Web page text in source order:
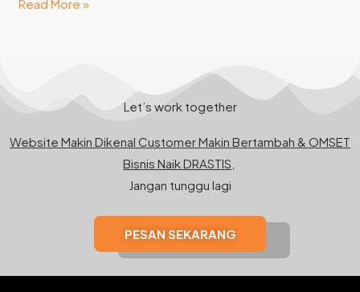
Read More »
Let’s work together
Website Makin Dikenal Customer Makin Bertambah & OMSET
Bisnis Naik DRASTIS,
Jangan tunggu lagi
PESAN SEKARANG